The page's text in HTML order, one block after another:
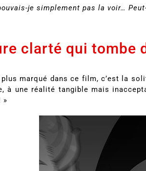
je simplement pas la voir…
clarté qui tombe
plus marqué dans ce film, c’est la
à une réalité tangible mais
»